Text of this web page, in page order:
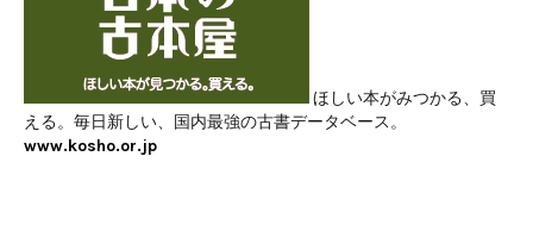
ほしい本がみつかる、買
える。毎日新しい、国内最強の古書データベース。
www.kosho.or.jp